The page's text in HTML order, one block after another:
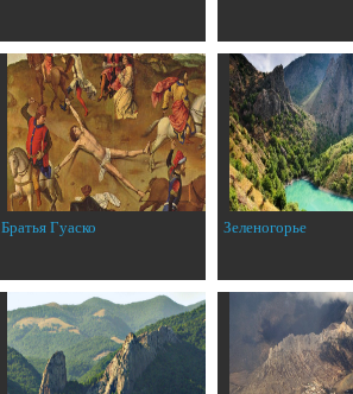
Братья Гуаско Зеленогорье